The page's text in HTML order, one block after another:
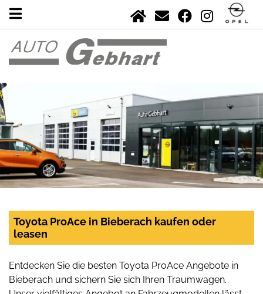
Toyota ProAce in Bieberach kaufen oder
leasen
Entdecken Sie die besten Toyota ProAce Angebote in
Bieberach und sichern Sie sich Ihren Traumwagen.